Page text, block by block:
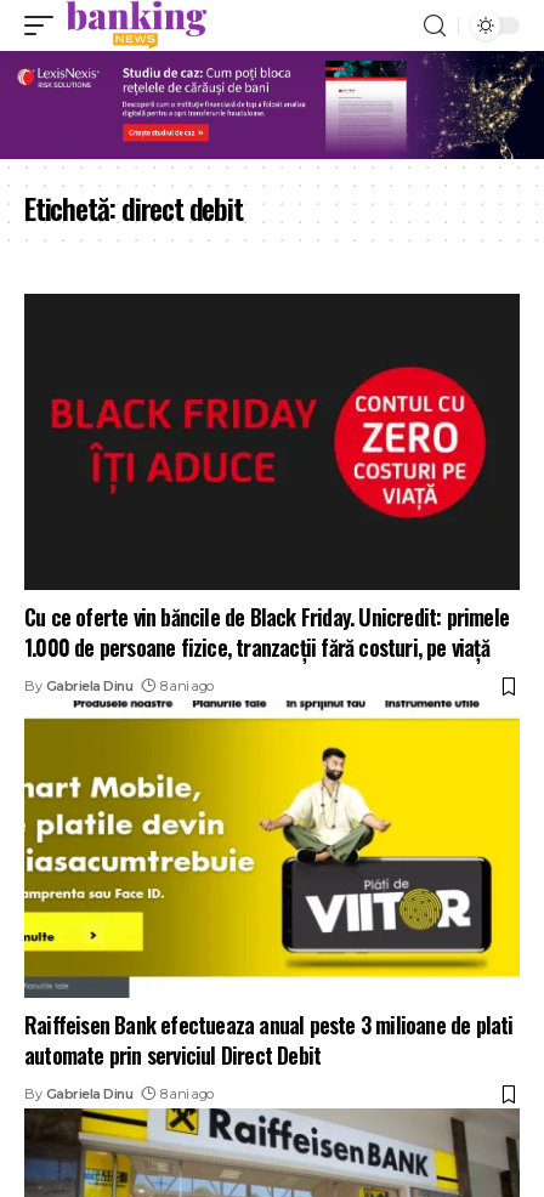
Etichetă:direct debit
Cu ce oferte vin băncile de Black Friday. Unicredit: primele
1.000 de persoane fizice, tranzacții fără costuri, pe viață
By Gabriela Dinu 8 ani ago
Raiffeisen Bank efectueaza anual peste 3 milioane de plati
automate prin serviciul Direct Debit
By Gabriela Dinu 8 ani ago